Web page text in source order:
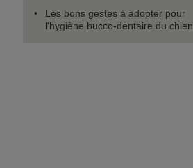
Les bons gestes à adopter pour
l'hygiène bucco-dentaire du chien